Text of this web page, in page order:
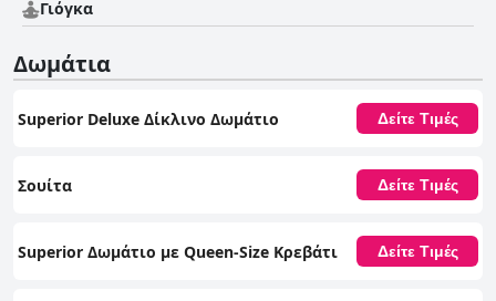
Γιόγκα
Δωμάτια
Superior Deluxe Δίκλινο Δωμάτιο Δείτε Τιμές
Σουίτα Δείτε Τιμές
Superior Δωμάτιο με Queen-Size Κρεβάτι Δείτε Τιμές